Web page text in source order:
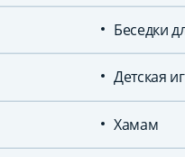
Беседки
Детская
Хамам